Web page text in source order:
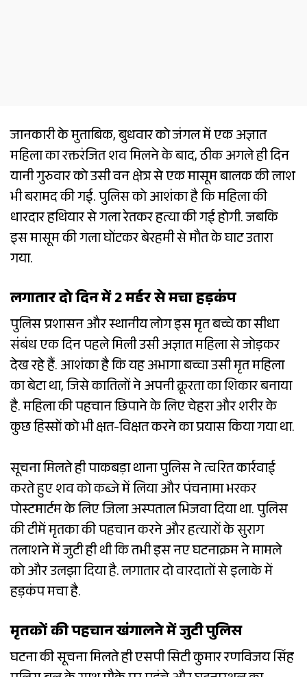
जानकारी के मुताबिक, बुधवार को जंगल में एक अज्ञात
महिला का रक्तरंजित शव मिलने के बाद, ठीक अगले ही दिन
यानी गुरुवार को उसी वन क्षेत्र से एक मासूम बालक की लाश
भी बरामद की गई. पुलिस को आशंका है कि महिला की
धारदार हथियार से गला रेतकर हत्या की गई होगी. जबकि
इस मासूम की गला घोंटकर बेरहमी से मौत के घाट उतारा
गया.
लगातार दो दिन में 2 मर्डर से मचा हड़कंप
पुलिस प्रशासन और स्थानीय लोग इस मृत बच्चे का सीधा
संबंध एक दिन पहले मिली उसी अज्ञात महिला से जोड़कर
देख रहे हैं. आशंका है कि यह अभागा बच्चा उसी मृत महिला
का बेटा था, जिसे कातिलों ने अपनी क्रूरता का शिकार बनाया
है. महिला की पहचान छिपाने के लिए चेहरा और शरीर के
कुछ हिस्सों को भी क्षत-विक्षत करने का प्रयास किया गया था.
सूचना मिलते ही पाकबड़ा थाना पुलिस ने त्वरित कार्रवाई
करते हुए शव को कब्जे में लिया और पंचनामा भरकर
पोस्टमार्टम के लिए जिला अस्पताल भिजवा दिया था. पुलिस
की टीमें मृतका की पहचान करने और हत्यारों के सुराग
तलाशने में जुटी ही थी कि तभी इस नए घटनाक्रम ने मामले
को और उलझा दिया है. लगातार दो वारदातों से इलाके में
हड़कंप मचा है.
मृतकों की पहचान खंगालने में जुटी पुलिस
घटना की सूचना मिलते ही एसपी सिटी कुमार रणविजय सिंह